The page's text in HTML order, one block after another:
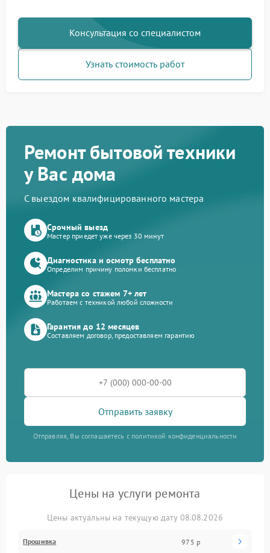
Консультация со специалистом
Узнать стоимость работ
Ремонт бытовой техники
у Вас дома
С выездом квалифицированного мастера
Срочный выезд
Мастер приедет уже через 30 минут
Диагностика и осмотр бесплатно
Определим причину поломки бесплатно
Мастера со стажем 7+ лет
Работаем с техникой любой сложности
Гарантия до 12 месяцев
Составляем договор, предоставляем гарантию
Отправить заявку
Отправляя, Вы соглашаетесь с политикой конфиденциальности
Цены на услуги ремонта
Цены актуальны на текущую дату 08.08.2026
Прошивка 975 р